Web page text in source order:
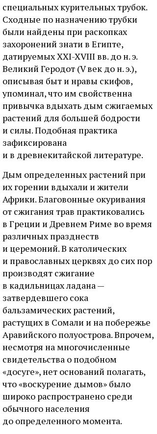
специальных курительных трубок.
Сходные по назначению трубки
были найдены при раскопках
захоронений знати в Египте,
датируемых XXI-XVIII вв. до н. э.
Великий Геродот (V век до н. э.),
описывая быт и нравы скифов,
упоминал, что им свойственна
привычка вдыхать дым сжигаемых
растений для большей бодрости
и силы. Подобная практика
зафиксирована
и в древнекитайской литературе.
Дым определенных растений при
их горении вдыхали и жители
Африки. Благовонные окуривания
от сжигания трав практиковались
в Греции и Древнем Риме во время
различных празднеств
и церемоний. В католических
и православных церквях до сих пор
производят сжигание
в кадильницах ладана —
затвердевшего сока
бальзамических растений,
растущих в Сомали и на побережье
Аравийского полуострова. Впрочем,
несмотря на многочисленные
свидетельства о подобном
«досуге», нет оснований полагать,
что «воскурение дымов» было
широко распространено среди
обычного населения
до определенного момента.